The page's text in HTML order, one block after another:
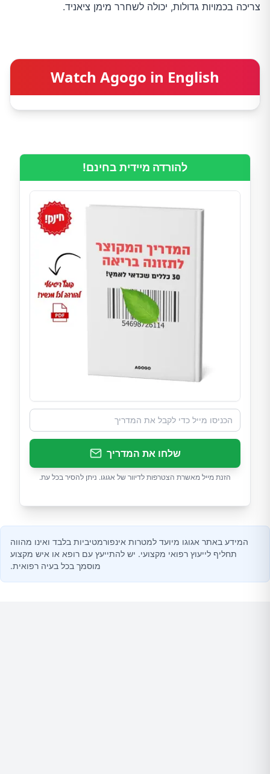
צריכה בכמויות גדולות, יכולה לשחרר מימן ציאניד.
Watch Agogo in English
להורדה מיידית בחינם!
שלחו את המדריך
הזנת מייל מאשרת הצטרפות לדיוור של אגוגו. ניתן להסיר בכל עת.
המידע באתר אגוגו מיועד למטרות אינפורמטיביות בלבד ואינו מהווה
תחליף לייעוץ רפואי מקצועי. יש להתייעץ עם רופא או איש מקצוע
מוסמך בכל בעיה רפואית.